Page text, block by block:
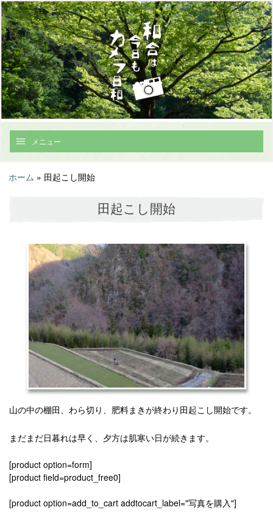
メニュー
ホーム » 田起こし開始
田起こし開始
山の中の棚田、わら切り、肥料まきが終わり田起こし開始です。
まだまだ日暮れは早く、夕方は肌寒い日が続きます。
[product option=form]
[product field=product_free0]
[product option=add_to_cart addtocart_label="写真を購入"]